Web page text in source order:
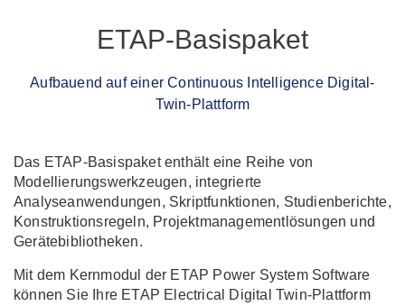
ETAP-Basispaket
Aufbauend auf einer Continuous Intelligence Digital-
Twin-Plattform
Das ETAP-Basispaket enthält eine Reihe von
Modellierungswerkzeugen, integrierte
Analyseanwendungen, Skriptfunktionen, Studienberichte,
Konstruktionsregeln, Projektmanagementlösungen und
Gerätebibliotheken.
Mit dem Kernmodul der ETAP Power System Software
können Sie Ihre ETAP Electrical Digital Twin-Plattform